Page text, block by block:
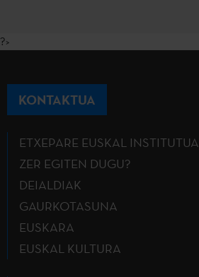
?>
KONTAKTUA
ETXEPARE EUSKAL INSTITUTUA
ZER EGITEN DUGU?
DEIALDIAK
GAURKOTASUNA
EUSKARA
EUSKAL KULTURA